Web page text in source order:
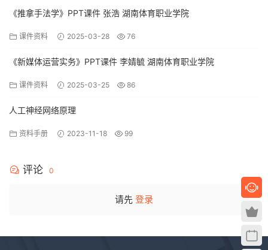
《推拿手法学》PPT课件 张浩 湖南体育职业学院
课件资料 2025-03-28 76
《新媒体运营实务》PPT课件 李婧毓 湖南体育职业学院
课件资料 2025-03-25 86
人工神经网络原理
资料手册 2023-11-18 99
评论 0
请先 登录